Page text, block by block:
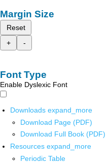
Margin Size
Reset
+
-
Font Type
Enable Dyslexic Font
Downloads expand_more
Download Page (PDF)
Download Full Book (PDF)
Resources expand_more
Periodic Table